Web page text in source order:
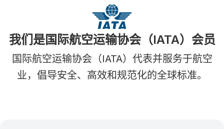
我们是国际航空运输协会（IATA）会员
国际航空运输协会（IATA）代表并服务于航空
业，倡导安全、高效和规范化的全球标准。